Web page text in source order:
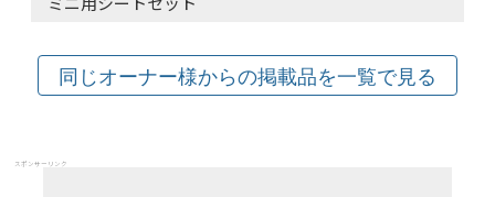
ミニ用シートセット
スポンサーリンク